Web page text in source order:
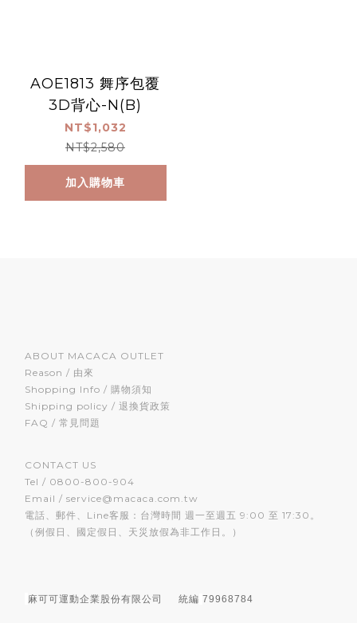
AOE1813 舞序包覆
3D背心-N(B)
NT$1,032
NT$2,580
加入購物車
ABOUT MACACA OUTLET
Reason / 由來
Shopping Info / 購物須知
Shipping policy / 退換貨政策
FAQ / 常見問題
CONTACT US
Tel / 0800-800-904
Email / service@macaca.com.tw
電話、郵件、Line客服：台灣時間 週一至週五 9:00 至 17:30。
（例假日、國定假日、天災放假為非工作日。）
麻可可運動企業股份有限公司 統編 79968784